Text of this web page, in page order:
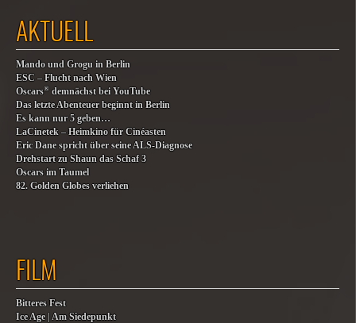
AKTUELL
Mando und Grogu in Berlin
ESC – Flucht nach Wien
Oscars® demnächst bei YouTube
Das letzte Abenteuer beginnt in Berlin
Es kann nur 5 geben…
LaCinetek – Heimkino für Cinéasten
Eric Dane spricht über seine ALS-Diagnose
Drehstart zu Shaun das Schaf 3
Oscars im Taumel
82. Golden Globes verliehen
FILM
Bitteres Fest
Ice Age | Am Siedepunkt